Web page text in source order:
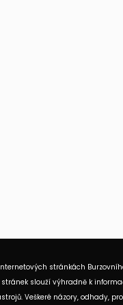
stránkách
slouží výhradně k
Veškeré názory, odhady,